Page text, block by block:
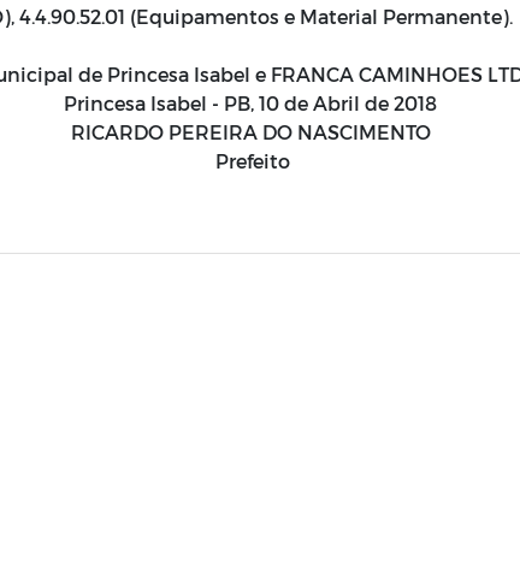
4.4.90.52.01 (Equipamentos e Material Permanente).
de Princesa Isabel e FRANCA CAMINHOES
Princesa Isabel - PB, 10 de Abril de 2018
RICARDO PEREIRA DO NASCIMENTO
Prefeito